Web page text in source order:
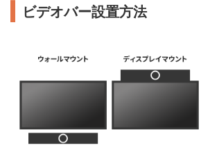
ビデオバー設置方法